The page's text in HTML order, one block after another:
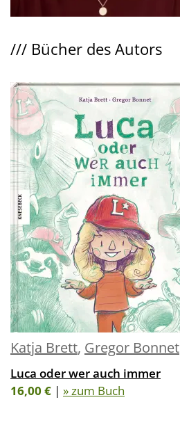
/// Bücher des Autors
Katja Brett, Gregor Bonnet
Luca oder wer auch immer
16,00 € | » zum Buch